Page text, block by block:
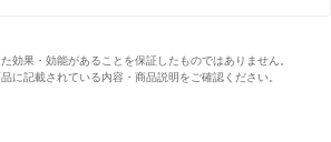
効果・効能があることを保証したものではありません。
に記載されている内容・商品説明をご確認ください。